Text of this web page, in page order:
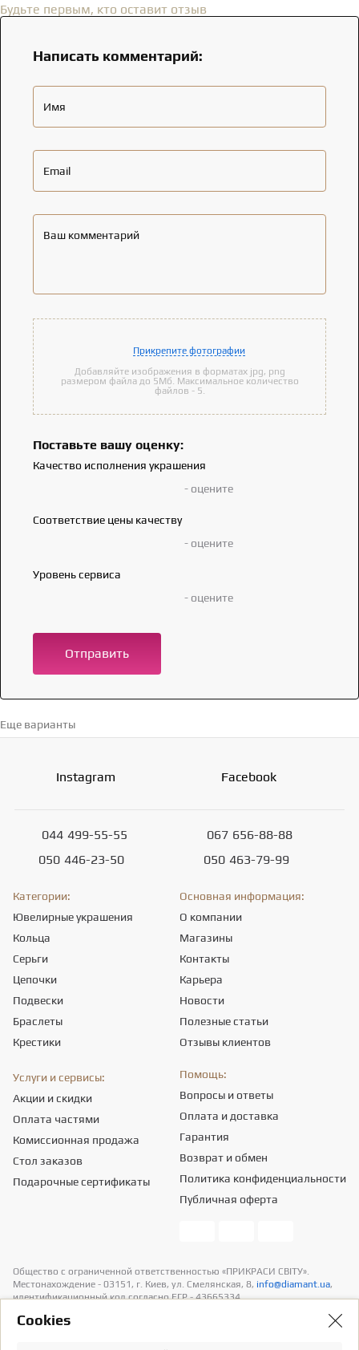
Будьте первым, кто оставит отзыв
Написать комментарий:
Имя
Email
Ваш комментарий
Прикрепите фотографии
Добавляйте изображения в форматах jpg, png
размером файла до 5Мб. Максимальное количество
файлов - 5.
Поставьте вашу оценку:
Качество исполнения украшения
- оцените
Соответствие цены качеству
- оцените
Уровень сервиса
- оцените
Отправить
Еще варианты
Instagram Facebook
044 499-55-55
050 446-23-50
067 656-88-88
050 463-79-99
Категории:
Ювелирные украшения
Кольца
Серьги
Цепочки
Подвески
Браслеты
Крестики
Основная информация:
О компании
Магазины
Контакты
Карьера
Новости
Полезные статьи
Отзывы клиентов
Услуги и сервисы:
Акции и скидки
Оплата частями
Комиссионная продажа
Стол заказов
Подарочные сертификаты
Помощь:
Вопросы и ответы
Оплата и доставка
Гарантия
Возврат и обмен
Политика конфиденциальности
Публичная оферта
Общество с ограниченной ответственностью «ПРИКРАСИ СВІТУ».
Местонахождение - 03151, г. Киев, ул. Смелянская, 8, info@diamant.ua,
идентификационный код согласно ЕГР - 43665334.
Информация о стоимости доставки содержится в разделе «Оплата и
доставка». В расчет стоимости товаров налогов не включено
Сookies